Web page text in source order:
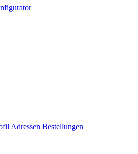
Adressen Bestellungen